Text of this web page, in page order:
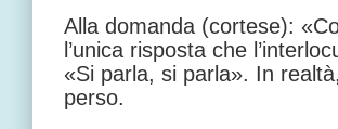
Alla domanda (cortese):
l’unica risposta che
«Si parla, si parla». In
perso.